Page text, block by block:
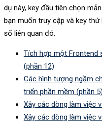
dụ này, key đầu tiên chọn
bạn muốn truy cập và key
số liên quan đó.
Tích hợp một Frontend
(phần 12)
Các hình tượng ngầm
triển phần mềm (phần 5)
Xây các dòng làm việc
Xây các dòng làm việc